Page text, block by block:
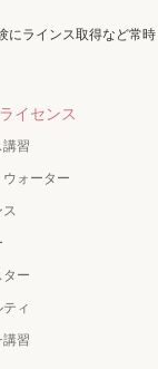
にラインス取得など常時
イセンス
講習
ォーター
ス
ター
ィ
講習